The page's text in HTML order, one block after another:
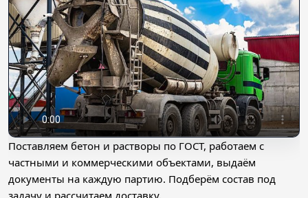
Поставляем бетон и растворы по ГОСТ, работаем с
частными и коммерческими объектами, выдаём
документы на каждую партию. Подберём состав под
задачу и рассчитаем доставку.